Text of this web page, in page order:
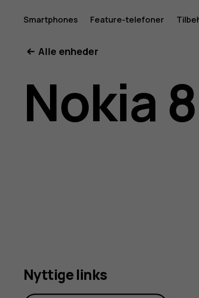
til
Nokia
Smartphones Feature-telefoner
Alle enheder
Nokia
Nyttige links